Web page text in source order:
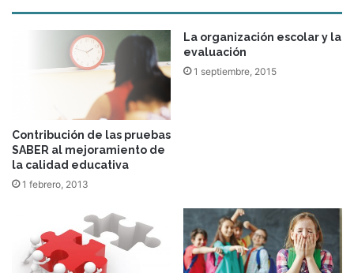
Contribución de las pruebas
SABER al mejoramiento de
la calidad educativa
1 febrero, 2013
La organización escolar y la
evaluación
1 septiembre, 2015